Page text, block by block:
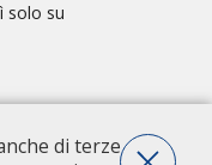
solo su
di terze